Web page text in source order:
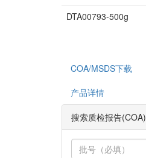
DTA00793-500g
COA/MSDS下载
产品详情
搜索质检报告(COA)